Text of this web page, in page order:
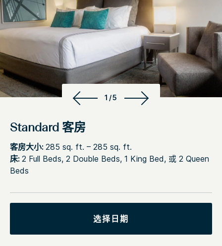
1/5
Standard 客房
客房大小: 285 sq. ft. – 285 sq. ft.
床: 2 Full Beds, 2 Double Beds, 1 King Bed, 或 2 Queen
Beds
选择日期